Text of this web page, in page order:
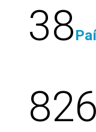
38
826